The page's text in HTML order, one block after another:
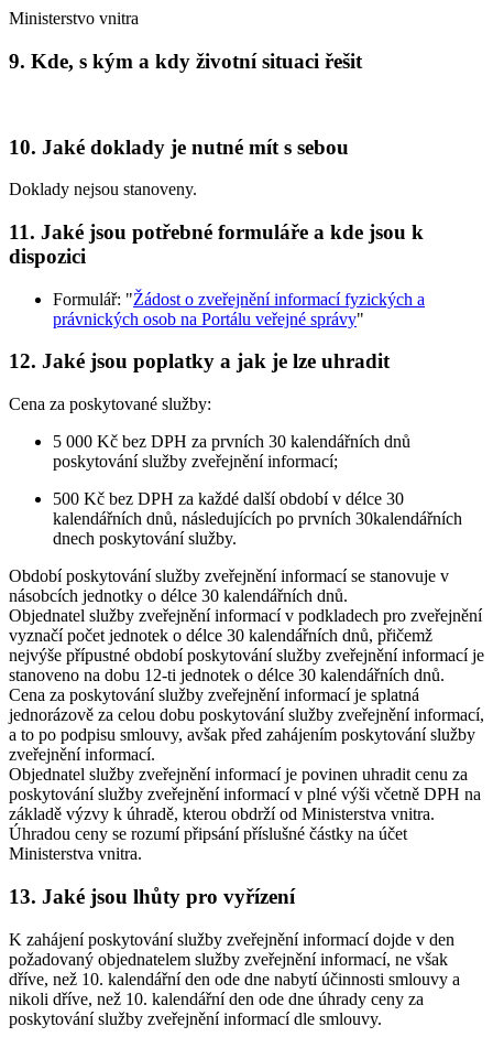
Ministerstvo vnitra
9. Kde, s kým a kdy životní situaci řešit
10. Jaké doklady je nutné mít s sebou
Doklady nejsou stanoveny.
11. Jaké jsou potřebné formuláře a kde jsou k
dispozici
Formulář: "Žádost o zveřejnění informací fyzických a
právnických osob na Portálu veřejné správy"
12. Jaké jsou poplatky a jak je lze uhradit
Cena za poskytované služby:
5 000 Kč bez DPH za prvních 30 kalendářních dnů
poskytování služby zveřejnění informací;
500 Kč bez DPH za každé další období v délce 30
kalendářních dnů, následujících po prvních 30kalendářních
dnech poskytování služby.
Období poskytování služby zveřejnění informací se stanovuje v
násobcích jednotky o délce 30 kalendářních dnů.
Objednatel služby zveřejnění informací v podkladech pro zveřejnění
vyznačí počet jednotek o délce 30 kalendářních dnů, přičemž
nejvýše přípustné období poskytování služby zveřejnění informací je
stanoveno na dobu 12-ti jednotek o délce 30 kalendářních dnů.
Cena za poskytování služby zveřejnění informací je splatná
jednorázově za celou dobu poskytování služby zveřejnění informací,
a to po podpisu smlouvy, avšak před zahájením poskytování služby
zveřejnění informací.
Objednatel služby zveřejnění informací je povinen uhradit cenu za
poskytování služby zveřejnění informací v plné výši včetně DPH na
základě výzvy k úhradě, kterou obdrží od Ministerstva vnitra.
Úhradou ceny se rozumí připsání příslušné částky na účet
Ministerstva vnitra.
13. Jaké jsou lhůty pro vyřízení
K zahájení poskytování služby zveřejnění informací dojde v den
požadovaný objednatelem služby zveřejnění informací, ne však
dříve, než 10. kalendářní den ode dne nabytí účinnosti smlouvy a
nikoli dříve, než 10. kalendářní den ode dne úhrady ceny za
poskytování služby zveřejnění informací dle smlouvy.